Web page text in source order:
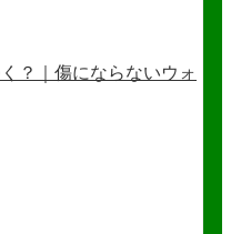
？｜傷にならないウォ